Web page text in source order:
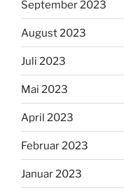
September 2023
August 2023
Juli 2023
Mai 2023
April 2023
Februar 2023
Januar 2023